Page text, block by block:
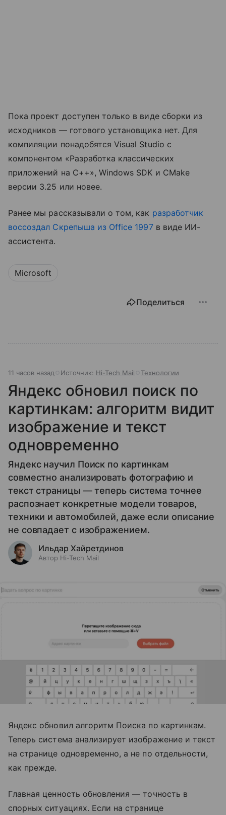
Пока проект доступен только в виде сборки из
исходников — готового установщика нет. Для
компиляции понадобятся Visual Studio с
компонентом «Разработка классических
приложений на C++», Windows SDK и CMake
версии 3.25 или новее.
Ранее мы рассказывали о том, как разработчик
воссоздал Скрепыша из Office 1997в виде ИИ-
ассистента.
Microsoft
Поделиться
11 часов назад Источник: Hi-Tech Mail Технологии
Яндекс обновил поиск по
картинкам: алгоритм видит
изображение и текст
одновременно
Яндекс научил Поиск по картинкам
совместно анализировать фотографию и
текст страницы — теперь система точнее
распознает конкретные модели товаров,
техники и автомобилей, даже если описание
не совпадает с изображением.
Ильдар Хайретдинов
Автор Hi-Tech Mail
Яндекс обновил алгоритм Поиска по картинкам.
Теперь система анализирует изображение и текст
на странице одновременно, а не по отдельности,
как прежде.
Главная ценность обновления — точность в
спорных ситуациях. Если на странице